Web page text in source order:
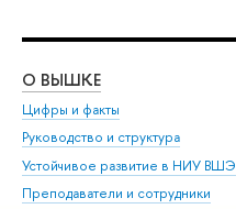
О ВЫШКЕ
Цифры и факты
Руководство и структура
Устойчивое развитие в НИУ ВШЭ
Преподаватели и сотрудники